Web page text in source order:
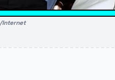
Internet